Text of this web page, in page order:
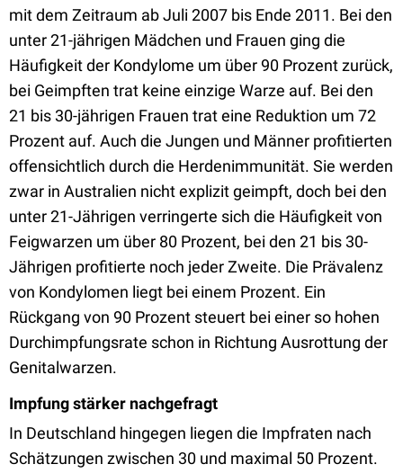
mit dem Zeitraum ab Juli 2007 bis Ende 2011. Bei den
unter 21-jährigen Mädchen und Frauen ging die
Häufigkeit der Kondylome um über 90 Prozent zurück,
bei Geimpften trat keine einzige Warze auf. Bei den
21 bis 30-jährigen Frauen trat eine Reduktion um 72
Prozent auf. Auch die Jungen und Männer profitierten
offensichtlich durch die Herdenimmunität. Sie werden
zwar in Australien nicht explizit geimpft, doch bei den
unter 21-Jährigen verringerte sich die Häufigkeit von
Feigwarzen um über 80 Prozent, bei den 21 bis 30-
Jährigen profitierte noch jeder Zweite. Die Prävalenz
von Kondylomen liegt bei einem Prozent. Ein
Rückgang von 90 Prozent steuert bei einer so hohen
Durchimpfungsrate schon in Richtung Ausrottung der
Genitalwarzen.
Impfung stärker nachgefragt
In Deutschland hingegen liegen die Impfraten nach
Schätzungen zwischen 30 und maximal 50 Prozent.